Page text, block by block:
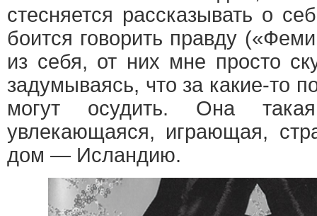
стесняется рассказывать о
боится говорить правду
из себя, от них мне просто
задумываясь, что за какие-то
могут осудить. Она
увлекающаяся, играющая,
дом — Исландию.